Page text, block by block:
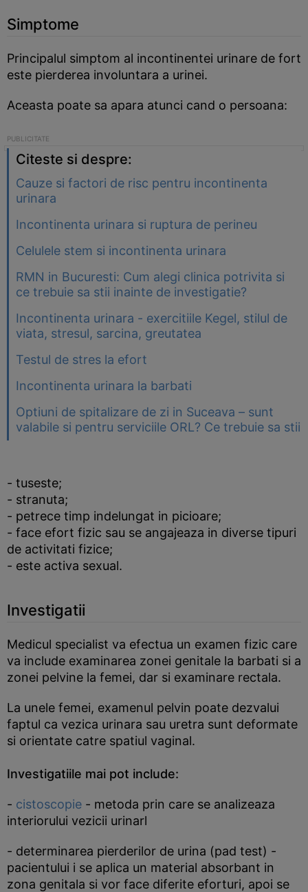
Simptome
Principalul simptom al incontinentei urinare de fort
este pierderea involuntara a urinei.
Aceasta poate sa apara atunci cand o persoana:
Citeste si despre:
Cauze si factori de risc pentru incontinenta
urinara
Incontinenta urinara si ruptura de perineu
Celulele stem si incontinenta urinara
RMN in Bucuresti: Cum alegi clinica potrivita si
ce trebuie sa stii inainte de investigatie?
Incontinenta urinara - exercitiile Kegel, stilul de
viata, stresul, sarcina, greutatea
Testul de stres la efort
Incontinenta urinara la barbati
Optiuni de spitalizare de zi in Suceava – sunt
valabile si pentru serviciile ORL? Ce trebuie sa stii
- tuseste;
- stranuta;
- petrece timp indelungat in picioare;
- face efort fizic sau se angajeaza in diverse tipuri
de activitati fizice;
- este activa sexual.
Investigatii
Medicul specialist va efectua un examen fizic care
va include examinarea zonei genitale la barbati si a
zonei pelvine la femei, dar si examinare rectala.
La unele femei, examenul pelvin poate dezvalui
faptul ca vezica urinara sau uretra sunt deformate
si orientate catre spatiul vaginal.
Investigatiile mai pot include:
- cistoscopie - metoda prin care se analizeaza
interiorului vezicii urinarl
- determinarea pierderilor de urina (pad test) -
pacientului i se aplica un material absorbant in
zona genitala si vor face diferite eforturi, apoi se